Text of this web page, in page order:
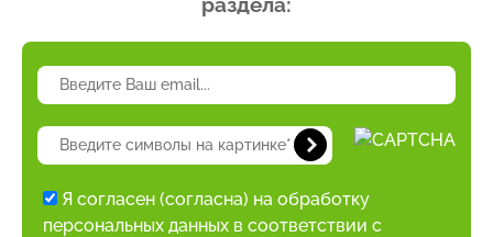
Я согласен (согласна) на обработку
персональных данных в соответствии с